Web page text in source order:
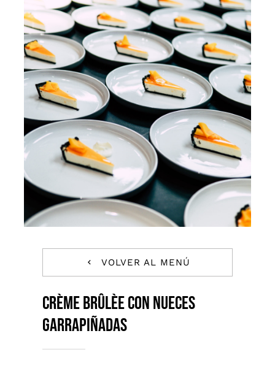
Reservas
VOLVER AL MENÚ
CRÈME BRÛLÈE CON NUECES
GARRAPIÑADAS